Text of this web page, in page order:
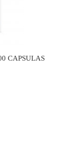
CAPSULAS